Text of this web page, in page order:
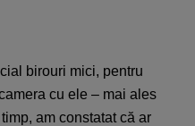
birouri mici, pentru
cu ele – mai ales
am constatat că ar